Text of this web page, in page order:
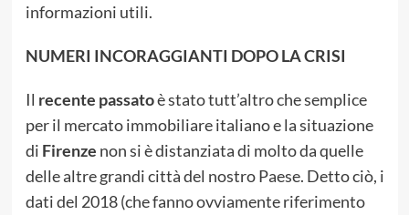
informazioni utili.
NUMERI INCORAGGIANTI DOPO LA CRISI
Il recente passatoè stato tutt’altro che semplice
per il mercato immobiliare italiano e la situazione
di Firenze non si è distanziata di molto da quelle
delle altre grandi città del nostro Paese. Detto ciò, i
dati del 2018 (che fanno ovviamente riferimento